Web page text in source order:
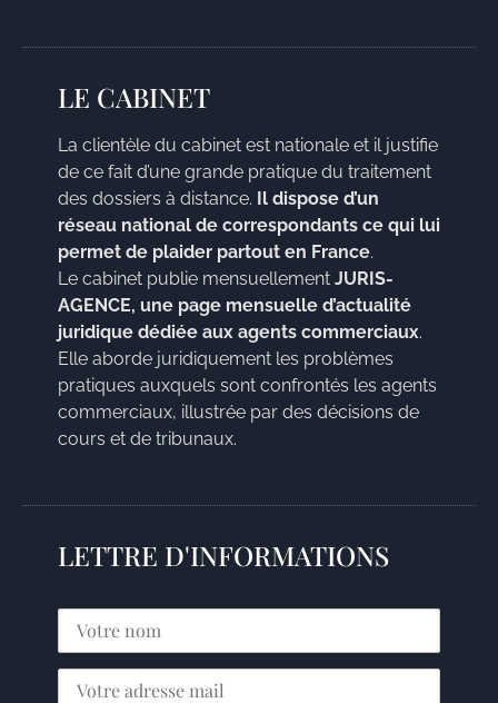
LE CABINET
La clientèle du cabinet est nationale et il justifie
de ce fait d’une grande pratique du traitement
des dossiers à distance. Il dispose d’un
réseau national de correspondants ce qui lui
permet de plaider partout en France.
Le cabinet publie mensuellement JURIS-
AGENCE, une page mensuelle d’actualité
juridique dédiée aux agents commerciaux.
Elle aborde juridiquement les problèmes
pratiques auxquels sont confrontés les agents
commerciaux, illustrée par des décisions de
cours et de tribunaux.
LETTRE D'INFORMATIONS